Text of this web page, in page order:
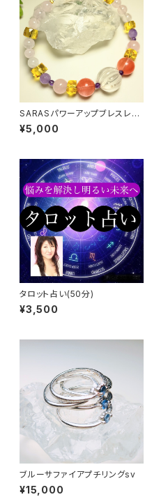
SARASパワーアップブレスレッ
ト
¥5,000
タロット占い(50分)
¥3,500
ブルーサファイアプチリングsv
¥15,000